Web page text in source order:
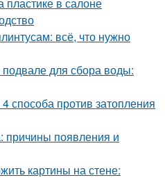
пластике в салоне
всё, что нужно
подвале для сбора воды:
способа против затопления
причины появления и
картины на стене: